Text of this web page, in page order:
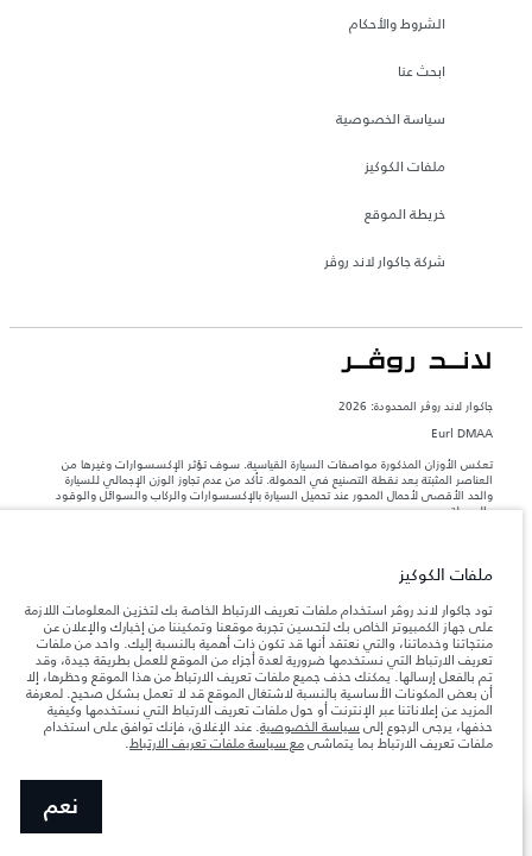
الشروط والأحكام
ابحث عنا
سياسة الخصوصية
ملفات الكوكيز
خريطة الموقع
شركة جاكوار لاند روڤر
جاكوار لاند روڨر المحدودة: 2026
Eurl DMAA
تعكس الأوزان المذكورة مواصفات السيارة القياسية. سوف تؤثر الإكسسوارات وغيرها من
العناصر المثبتة بعد نقطة التصنيع في الحمولة. تأكد من عدم تجاوز الوزن الإجمالي للسيارة
والحد الأقصى لأحمال المحور عند تحميل السيارة بالإكسسوارات والركاب والسوائل والوقود
والحمولة.
المعلومات والمواصفات والأسعار والألوان المذكورة على هذا الموقع قد تختلف من بلد إلى
آخر، كما أنّها قد تتغير بدون إشعار مسبق. الرجاء التواصل مع وكيلنا المحلي للتأكد من توفّرها
ملاحظة مهمة حول الصور والمواصفات.إن النقص العالمي في أشباه الموصلات يؤثر حاليًا
في مواصفات تصميم السيارات وتوفر الخيارات وتوقيتات التصاميم. هذا ظرف ديناميكي
للغاية، ونتيجة لذلك، قد لا تمثّل الصور المستخدَمة ضمن موقع الويب حاليًا المواصفات الحالية
بالكامل بالنسبة إلى الميزات والخيارات والحلية ومجموعات الألوان. يرجى استشارة وكيلك الذي
سيتمكّن من تأكيد أي تقييدات حالية معك للسماح لك باتخاذ قرار مدروس
الأرقام المقدمة هي نتيجة لاختبارات المصنع الرسمية وفقاً لتشريعات الاتحاد الأوروبي. قد
يتباين استهلك الوقود الفعلي للمركبة عن ذلك المتحقق في تلك الاختبارات كما أن هذه
الأرقام بغرض المقارنة فحسب.‎‎‎
ملفات الكوكيز
تود جاكوار لاند روڤر استخدام ملفات تعريف الارتباط الخاصة بك لتخزين المعلومات اللازمة
على جهاز الكمبيوتر الخاص بك لتحسين تجربة موقعنا وتمكيننا من إخبارك والإعلان عن
منتجاتنا وخدماتنا، والتي نعتقد أنها قد تكون ذات أهمية بالنسبة إليك. واحد من ملفات
تعريف الارتباط التي نستخدمها ضرورية لعدة أجزاء من الموقع للعمل بطريقة جيدة، وقد
تم بالفعل إرسالها. يمكنك حذف جميع ملفات تعريف الارتباط من هذا الموقع وحظرها، إلا
أن بعض المكونات الأساسية بالنسبة لاشتغال الموقع قد لا تعمل بشكل صحيح. لمعرفة
المزيد عن إعلاناتنا عبر الإنترنت أو حول ملفات تعريف الارتباط التي نستخدمها وكيفية
حذفها، يرجى الرجوع إلى سياسة الخصوصية. عند الإغلاق، فإنك توافق على استخدام
ملفات تعريف الارتباط بما يتماشىمع سياسة ملفات تعريف الارتباط.
نعم
ابحث عن وكيل